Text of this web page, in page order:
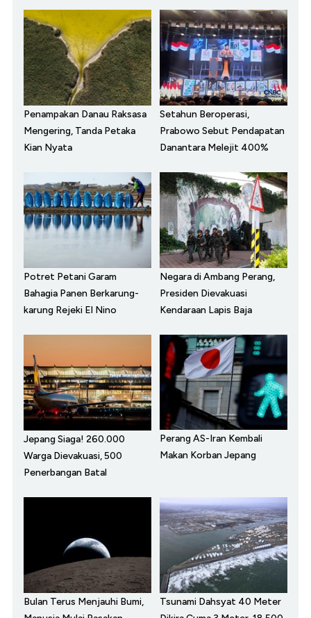
Penampakan Danau Raksasa
Mengering, Tanda Petaka
Kian Nyata
Setahun Beroperasi,
Prabowo Sebut Pendapatan
Danantara Melejit 400%
Potret Petani Garam
Bahagia Panen Berkarung-
karung Rejeki El Nino
Negara di Ambang Perang,
Presiden Dievakuasi
Kendaraan Lapis Baja
Jepang Siaga! 260.000
Warga Dievakuasi, 500
Penerbangan Batal
Perang AS-Iran Kembali
Makan Korban Jepang
Bulan Terus Menjauhi Bumi,
Tsunami Dahsyat 40 Meter